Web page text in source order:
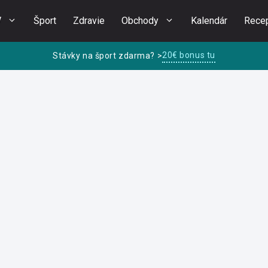
Šport Zdravie Obchody Kalendár
Stávky na šport zdarma? >20€ bonus tu